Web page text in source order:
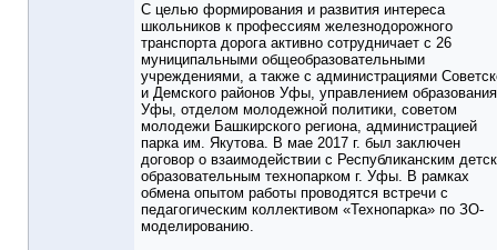
С целью формирования и развития интереса
школьников к профессиям железнодорожного
транспорта дорога активно сотрудничает с 26
муниципальными общеобразовательными
учреждениями, а также с администрациями
и Демского районов Уфы, управлением образования
Уфы, отделом молодежной политики, советом
молодежи Башкирского региона, администрацией
парка им. Якутова. В мае 2017 г. был заключен
договор о взаимодействии с Республиканским
образовательным технопарком г. Уфы. В рамках
обмена опытом работы проводятся встречи с
педагогическим коллективом «Технопарка» по ЗО-
моделированию.